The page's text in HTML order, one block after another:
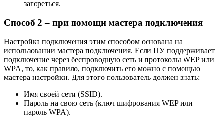
загореться.
Способ 2 – при помощи мастера подключения
Настройка подключения этим способом основана на
использовании мастера подключения. Если ПУ поддерживает
подключение через беспроводную сеть и протоколы WEP или
WPA, то, как правило, подключить его можно с помощью
мастера настройки. Для этого пользователь должен знать:
Имя своей сети (SSID).
Пароль на свою сеть (ключ шифрования WEP или
пароль WPA).